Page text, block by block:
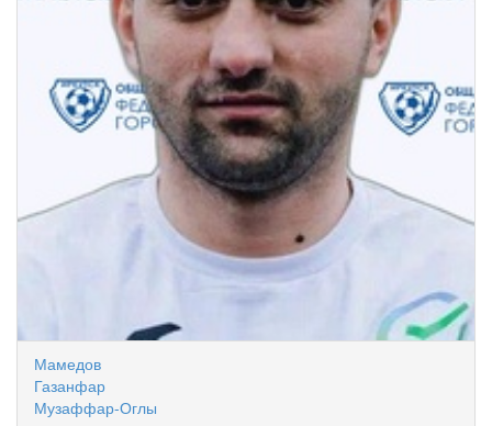
Мамедов
Газанфар
Музаффар-Оглы